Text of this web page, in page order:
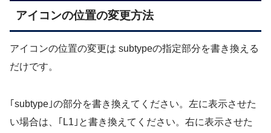
アイコンの位置の変更方法
アイコンの位置の変更は subtypeの指定部分を書き換える
だけです。
｢subtype｣の部分を書き換えてください。左に表示させた
い場合は、｢L1｣と書き換えてください。右に表示させた